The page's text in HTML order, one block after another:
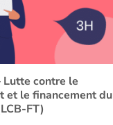
Lutte contre le
et le financement du
FT)